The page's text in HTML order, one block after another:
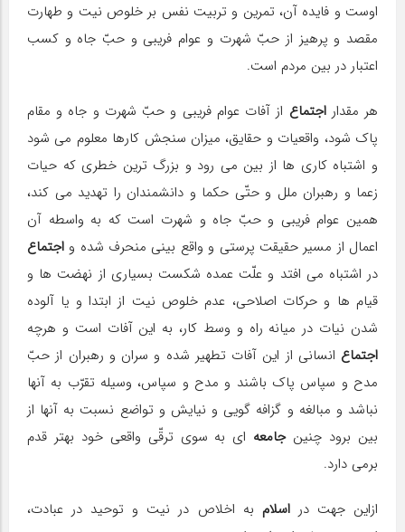
اوست و فایده آن، تمرین و تربیت نفس بر خلوص نیت و طهارت
مقصد و پرهیز از حبّ شهرت و عوام فریبی و حبّ جاه و كسب
اعتبار در بین مردم است.
هر مقداراجتماع از آفات عوام فریبی و حبّ شهرت و جاه و مقام
پاك شود، واقعیات و حقایق، میزان سنجش كارها معلوم می شود
و اشتباه كاری ها از بین می رود و بزرگ ترین خطری كه حیات
زعما و رهبران ملل و حتّی حكما و دانشمندان را تهدید می كند،
همین عوام فریبی و حبّ جاه و شهرت است كه به واسطه آن
اعمال از مسیر حقیقت پرستی و واقع بینی منحرف شده و اجتماع
در اشتباه می افتد و علّت عمده شكست بسیاری از نهضت ها و
قیام ها و حركات اصلاحی، عدم خلوص نیت از ابتدا و یا آلوده
شدن نیات در میانه راه و وسط كار، به این آفات است و هرچه
اجتماع انسانی از این آفات تطهیر شده و سران و رهبران از حبّ
مدح و سپاس پاك باشند و مدح و سپاس، وسیله تقرّب به آنها
نباشد و مبالغه و گزافه گویی و نیایش و تواضع نسبت به آنها از
بین برود چنینجامعه ای به سوی ترقّی واقعی خود بهتر قدم
برمی دارد.
ازاین جهت دراسلام به اخلاص در نیت و توحید در عبادت،